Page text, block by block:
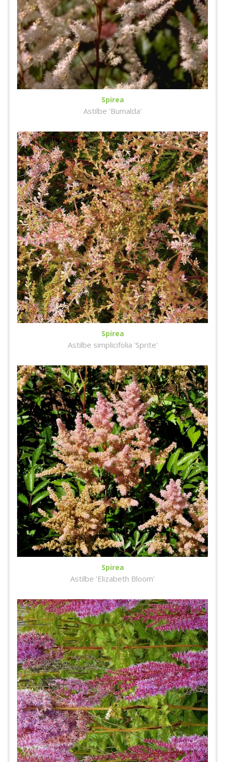
Spirea
Astilbe 'Bumalda'
Spirea
Astilbe simplicifolia 'Sprite'
Spirea
Astilbe 'Elizabeth Bloom'